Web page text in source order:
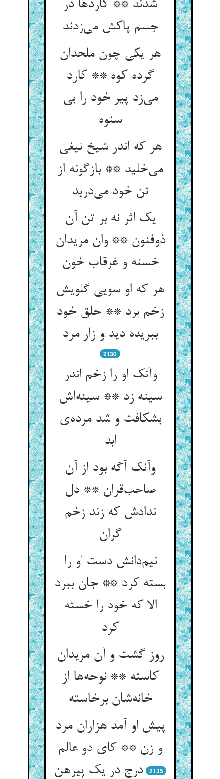
شدند ** کاردها در
جسم پاکش می‌زدند
هر یکی چون ملحدان
گرده کوه ** کارد
می‌زد پیر خود را بی
ستوه
هر که اندر شیخ تیغی
می‌خلید ** بازگونه از
تن خود می‌درید
یک اثر نه بر تن آن
ذوفنون ** وان مریدان
خسته و غرقاب خون
هر که او سویی گلویش
زخم برد ** حلق خود
ببریده دید و زار مرد
2130
وآنک او را زخم اندر
سینه زد ** سینه‌اش
بشکافت و شد مرده‌ی
ابد
وآنک آگه بود از آن
صاحب‌قران ** دل
ندادش که زند زخم
گران
نیم‌دانش دست او را
بسته کرد ** جان ببرد
الا که خود را خسته
کرد
روز گشت و آن مریدان
کاسته ** نوحه‌ها از
خانه‌شان برخاسته
پیش او آمد هزاران مرد
و زن ** کای دو عالم
درج در یک پیرهن
2135